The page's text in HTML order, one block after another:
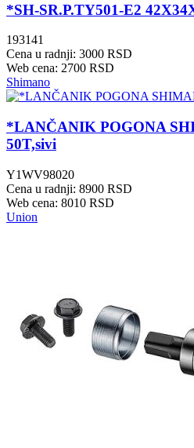
*SH-SR.P.TY501-E2
193141
Cena u radnji: 3000 RSD
Web cena: 2700 RSD
Shimano
*LANČANIK POGONA
50T,sivi
Y1WV98020
Cena u radnji: 8900 RSD
Web cena: 8010 RSD
Union